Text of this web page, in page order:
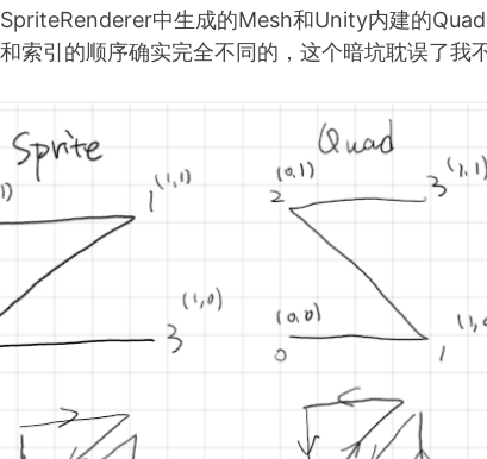
中生成的Mesh和Unity内建的
索引的顺序确实完全不同的，这个暗坑耽误了我